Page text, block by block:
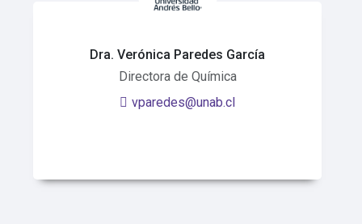
Dra. Verónica Paredes García
Directora de Química
vparedes@unab.cl